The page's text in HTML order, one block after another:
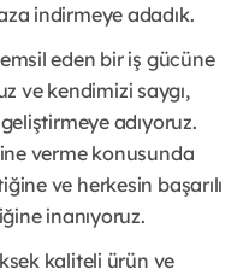
indirmeye adadık.
eden bir iş gücüne
ve kendimizi saygı,
adıyoruz.
verme konusunda
ve herkesin başarılı
inanıyoruz.
kaliteli ürün ve